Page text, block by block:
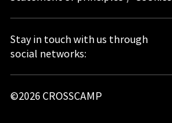
Stay in touch with us through
social networks:
©2026 CROSSCAMP